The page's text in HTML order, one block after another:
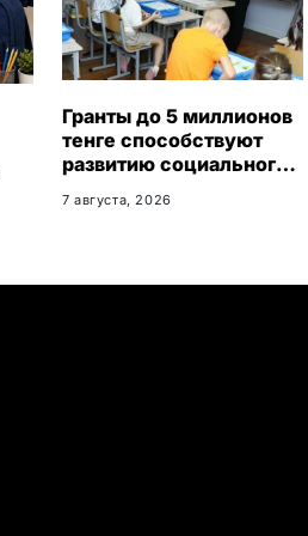
Гранты до 5 миллионов
тенге способствуют
развитию социального
Карагандинской
7 августа, 2026